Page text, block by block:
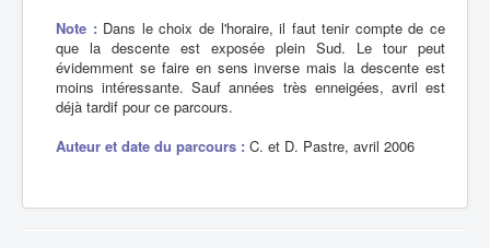
Note : Dans le choix de l'horaire, il faut tenir compte de ce
que la descente est exposée plein Sud. Le tour peut
évidemment se faire en sens inverse mais la descente est
moins intéressante. Sauf années très enneigées, avril est
déjà tardif pour ce parcours.
Auteur et date du parcours : C. et D. Pastre, avril 2006